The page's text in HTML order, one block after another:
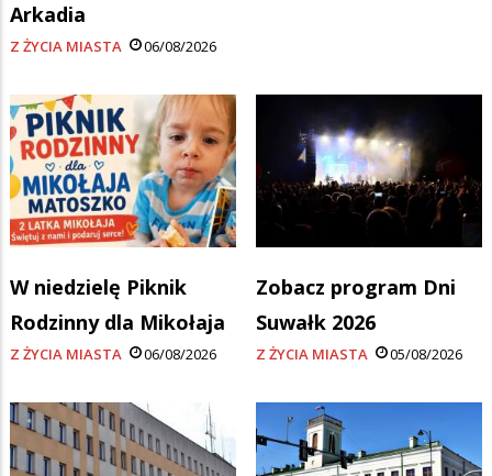
Arkadia
Z ŻYCIA MIASTA 06/08/2026
W niedzielę Piknik
Rodzinny dla Mikołaja
Z ŻYCIA MIASTA 06/08/2026
Zobacz program Dni
Suwałk 2026
Z ŻYCIA MIASTA 05/08/2026